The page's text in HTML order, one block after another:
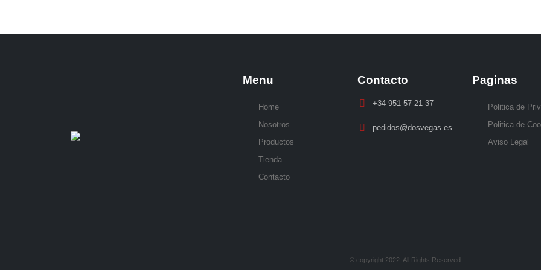
Menu
Home
Nosotros
Productos
Tienda
Contacto
Contacto
+34 951 57 21 37
pedidos@dosvegas.es
Paginas
Politica de
Politica de
Aviso Legal
© copyright 2022. All Rights Reserved.